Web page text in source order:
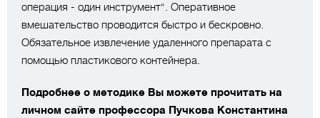
операция - один инструмент". Оперативное
вмешательство проводится быстро и бескровно.
Обязательное извлечение удаленного препарата с
помощью пластикового контейнера.
Подробнее о методике Вы можете прочитать на
личном сайте профессора Пучкова Константина